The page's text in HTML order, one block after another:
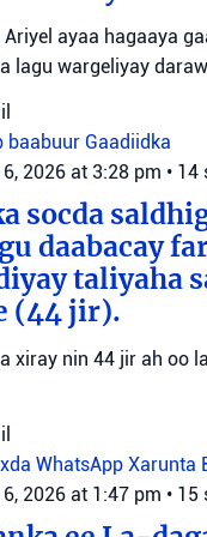
ayaa hagaaya
lagu wargeliyay
baabuur Gaadiidka
2026 at 3:28 pm • 14
socda
daabacay
taliyaha
(44 jir).
xiray nin 44 jir ah oo
WhatsApp Xarunta
2026 at 1:47 pm • 15